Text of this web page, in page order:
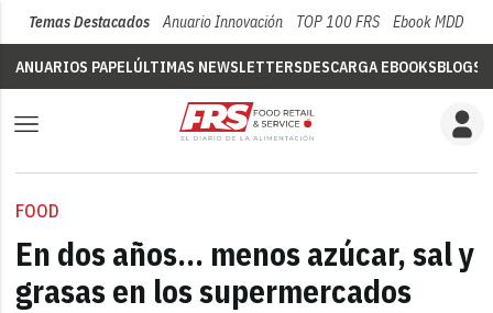
Temas Destacados Anuario Innovación TOP 100 FRS Ebook MDD
ANUARIOS PAPELÚLTIMAS NEWSLETTERSDESCARGA EBOOKSBLOGS
FOOD
En dos años... menos azúcar, sal y
grasas en los supermercados